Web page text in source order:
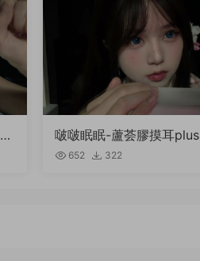
啵啵眠眠-蘆荟膠摸耳plus
652 322